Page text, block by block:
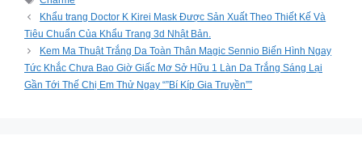
Khẩu trang Doctor K Kirei Mask Được Sản Xuất Theo Thiết Kế Và
Tiêu Chuẩn Của Khẩu Trang 3d Nhật Bản.
Kem Ma Thuật Trắng Da Toàn Thân Magic Sennio Biến Hình Ngay
Tức Khắc Chưa Bao Giờ Giấc Mơ Sở Hữu 1 Làn Da Trắng Sáng Lại
Gần Tới Thế Chị Em Thử Ngay “”Bí Kíp Gia Truyền””